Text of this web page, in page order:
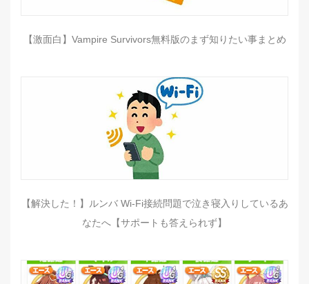
【激面白】Vampire Survivors無料版のまず知りたい事まとめ
【解決した！】ルンバ Wi-Fi接続問題で泣き寝入りしているあ
なたへ【サポートも答えられず】